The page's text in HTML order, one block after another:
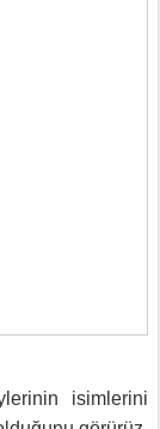
isimlerini